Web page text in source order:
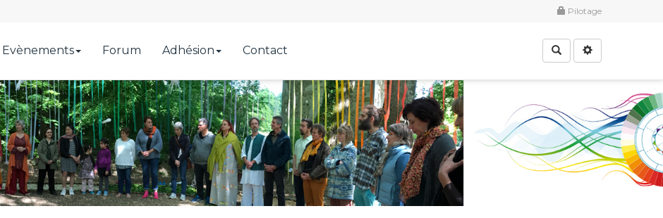
Pilotage
Evènements Forum Adhésion Contact Rechercher